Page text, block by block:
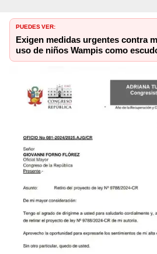
PUEDES VER:
Exigen medidas urgentes contra
uso de niños Wampis como